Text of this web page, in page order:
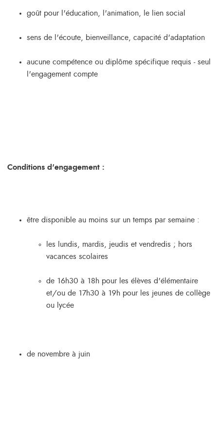
goût pour l'éducation, l'animation, le lien social
sens de l'écoute, bienveillance, capacité d'adaptation
aucune compétence ou diplôme spécifique requis - seul
l'engagement compte
Conditions d'engagement :
être disponible au moins sur un temps par semaine :
les lundis, mardis, jeudis et vendredis ; hors
vacances scolaires
de 16h30 à 18h pour les élèves d'élémentaire
et/ou de 17h30 à 19h pour les jeunes de collège
ou lycée
de novembre à juin